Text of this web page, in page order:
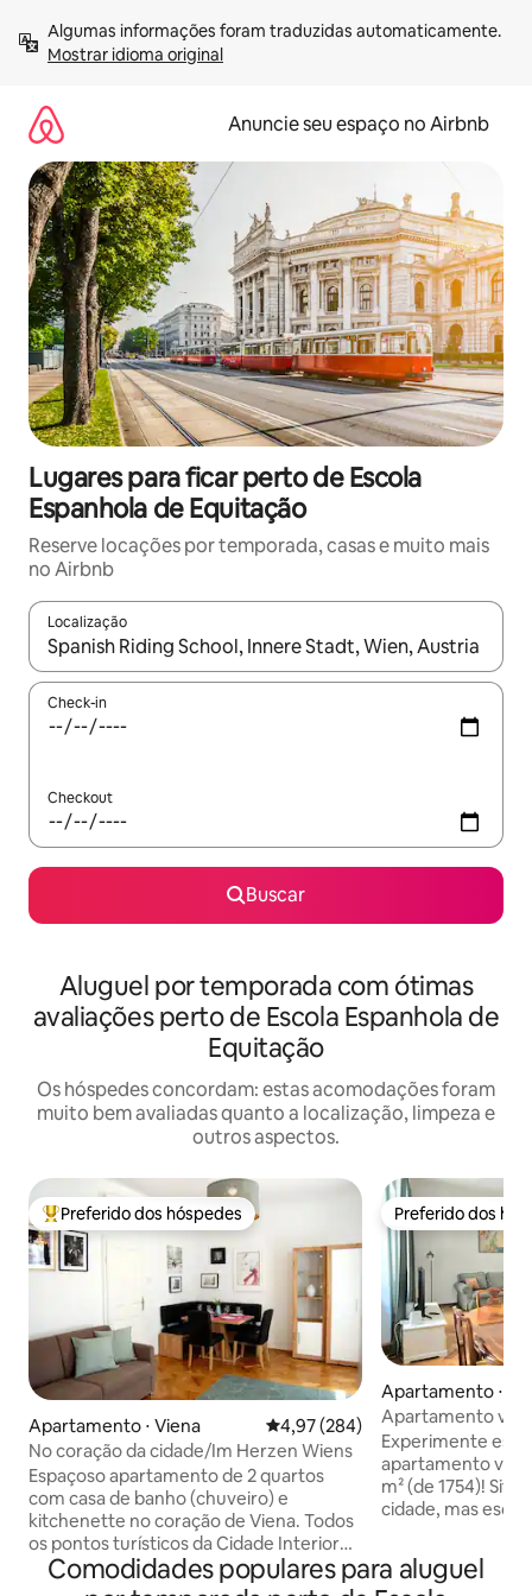
para
Mostrar idioma original
Anuncie seu espaço no Airbnb
Lugares para ficar perto de Escola
Espanhola de Equitação
Reserve locações por temporada, casas e muito mais
no Airbnb
Localização
Quando os resultados estiverem disponíveis, explore-os
Check-in
Checkout
Buscar
Aluguel por temporada com ótimas
avaliações perto de Escola Espanhola de
Equitação
Os hóspedes concordam: estas acomodações foram
muito bem avaliadas quanto a localização, limpeza e
outros aspectos.
Entre os melhores preferidos dos hóspedes
Preferido dos hóspedes
Apartamento ⋅ Viena 4,97 de uma avaliação média de
4,97 (284)
No coração da cidade/Im Herzen Wiens
Espaçoso apartamento de 2 quartos
com casa de banho (chuveiro) e
kitchenette no coração de Viena. Todos
os pontos turísticos da Cidade Interior
estão a uma curta distância a pé em
poucos minutos. Luxuoso apto de 50 m²,
Preferido dos
Preferido dos
Apartamento ⋅
Apartamento
coração do
Experimente este
apartamento
m² (de 1754)!
cidade, mas
paralelepípedos
Possui 5
Comodidades populares para aluguel